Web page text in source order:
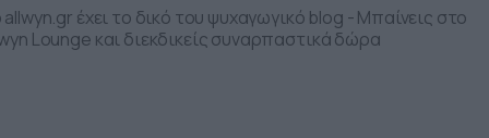
allwyn.gr έχει το δικό του ψυχαγωγικό blog - Μπαίνεις στο
Lounge και διεκδικείς συναρπαστικά δώρα